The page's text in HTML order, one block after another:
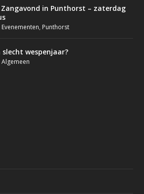
in Punthorst – zaterdag
Evenementen, Punthorst
slecht wespenjaar?
Algemeen